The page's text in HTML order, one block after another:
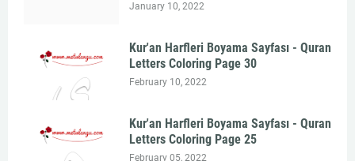
January 10, 2022
Kur'an Harfleri Boyama Sayfası - Quran
Letters Coloring Page 30
February 10, 2022
Kur'an Harfleri Boyama Sayfası - Quran
Letters Coloring Page 25
February 05, 2022